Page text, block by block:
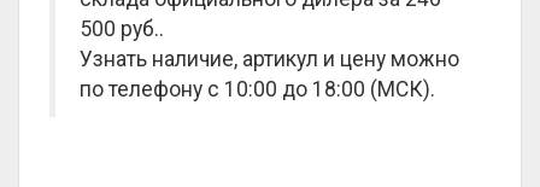
500 руб..
Узнать наличие, артикул и цену можно
по телефону с 10:00 до 18:00 (МСК).